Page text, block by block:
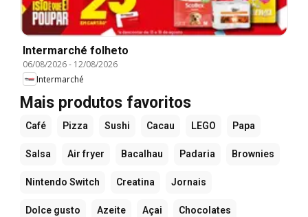
Intermarché folheto
06/08/2026- 12/08/2026
Intermarché
Mais produtos favoritos
Café Pizza Sushi Cacau LEGO Papa
Salsa Air fryer Bacalhau Padaria Brownies
Nintendo Switch Creatina Jornais
Dolce gusto Azeite Açai Chocolates